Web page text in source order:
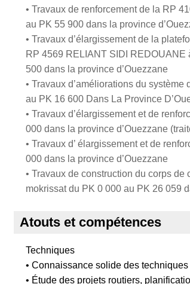
• Travaux de renforcement de la RP
au PK 55 900 dans la province
• Travaux d’élargissement de la
RP 4569 RELIANT SIDI
500 dans la province d’Ouezzane
• Travaux d’améliorations du
au PK 16 600 Dans La Province
• Travaux d’élargissement et de
000 dans la province d’Ouezzane
• Travaux d’ élargissement et de
000 dans la province d’Ouezzane
• Travaux de construction du corps
mokrissat du PK 0 000 au PK 26 059
Atouts et compétences
Techniques
• Connaissance solide des
• Étude des projets routiers,